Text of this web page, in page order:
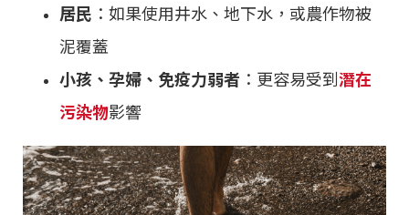
居民 ：如果使用井水、地下水，或農作物被
泥覆蓋
小孩、孕婦、免疫力弱者 ：更容易受到潛在
污染物影響